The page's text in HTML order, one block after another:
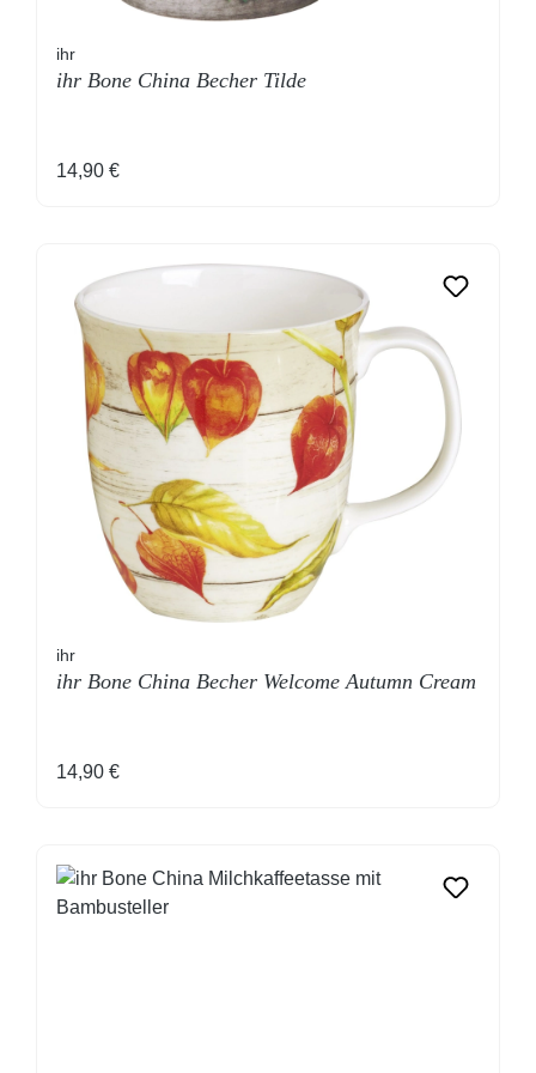
ihr
ihr Bone China Becher Tilde
Regulärer Preis:
14,90 €
ihr
ihr Bone China Becher Welcome Autumn Cream
Regulärer Preis:
14,90 €